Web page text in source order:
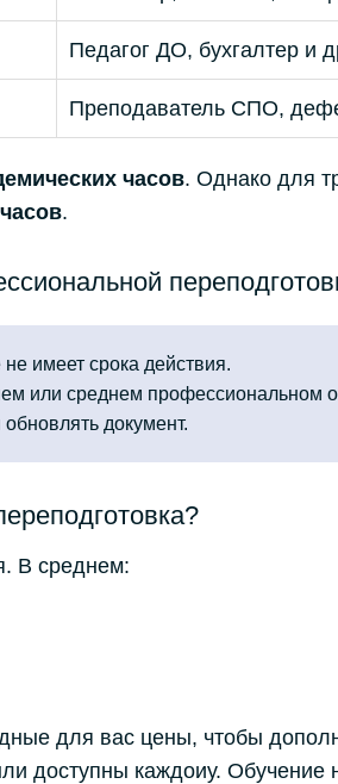
Педагог ДО, бухгалтер и
Преподаватель СПО,
часов. Однако для
.
имеет срока действия.
или среднем профессиональном
документ.
В среднем:
для вас цены, чтобы
доступны каждоиу. Обучение